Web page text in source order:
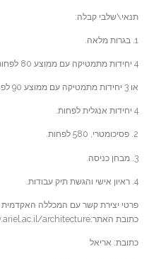
תנאי\שלבי קבלה:
1. בגרות מלאה.
4 יחידות מתמטיקה עם ממוצע 80 לפחות.
או 3 יחידות מתמטיקה עם ממוצע 90 לפחות.
4 יחידות אנגלית לפחות.
2. פסיכומטרי, 580 לפחות.
3. מבחן כניסה.
4. ראיון אישי והגשת תיק עבודות.
פרטי יצירת קשר עם המכללה האקדמית
כתובת האתר:http://www.ariel.ac.il/architecture
כתובת: אריאל